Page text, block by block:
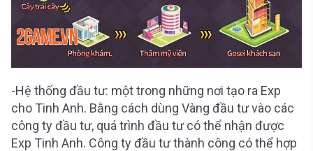
-Hệ thống đầu tư: một trong những nơi tạo ra Exp
cho Tinh Anh. Bằng cách dùng Vàng đầu tư vào các
công ty đầu tư, quá trình đầu tư có thể nhận được
Exp Tinh Anh. Công ty đầu tư thành công có thể hợp